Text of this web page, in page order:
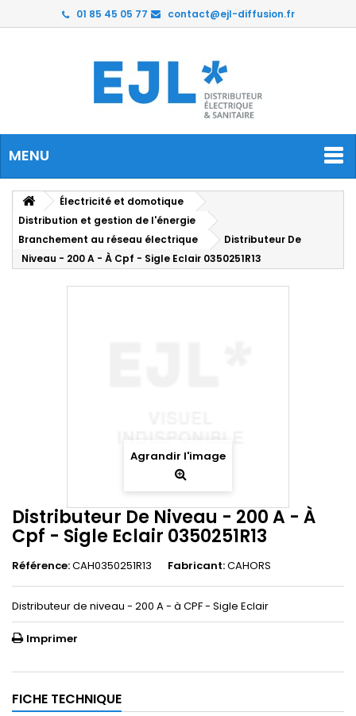
01 85 45 05 77 contact@ejl-diffusion.fr
MENU
Électricité et domotique
Distribution et gestion de l'énergie
Branchement au réseau électrique
Distributeur De
Niveau - 200 A - À Cpf - Sigle Eclair 0350251R13
Agrandir l'image
Distributeur De Niveau - 200 A - À
Cpf - Sigle Eclair 0350251R13
Référence:CAH0350251R13 Fabricant:CAHORS
Distributeur de niveau - 200 A - à CPF - Sigle Eclair
Imprimer
FICHE TECHNIQUE